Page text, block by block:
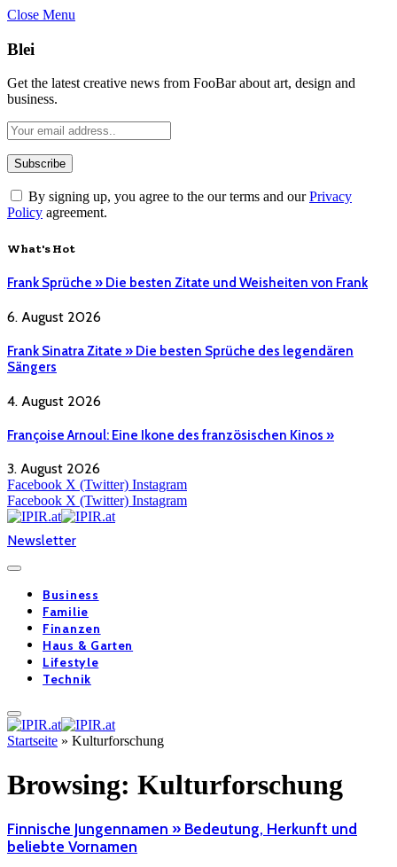
Close Menu
Blei
Get the latest creative news from FooBar about art, design and
business.
By signing up, you agree to the our terms and ourPrivacy
Policy agreement.
What's Hot
Frank Sprüche » Die besten Zitate und Weisheiten von Frank
6. August 2026
Frank Sinatra Zitate » Die besten Sprüche des legendären
Sängers
4. August 2026
Françoise Arnoul: Eine Ikone des französischen Kinos »
3. August 2026
Facebook X (Twitter) Instagram
Facebook X (Twitter) Instagram
Newsletter
Business
Familie
Finanzen
Haus & Garten
Lifestyle
Technik
Startseite » Kulturforschung
Browsing: Kulturforschung
Finnische Jungennamen » Bedeutung, Herkunft und
beliebte Vornamen